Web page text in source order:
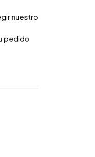
nuestro
pedido